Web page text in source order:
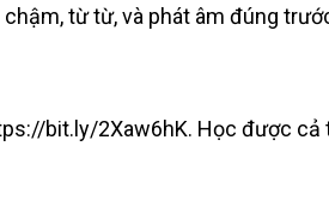
từ từ, và phát âm đúng
bit.ly/2Xaw6hK. Học được